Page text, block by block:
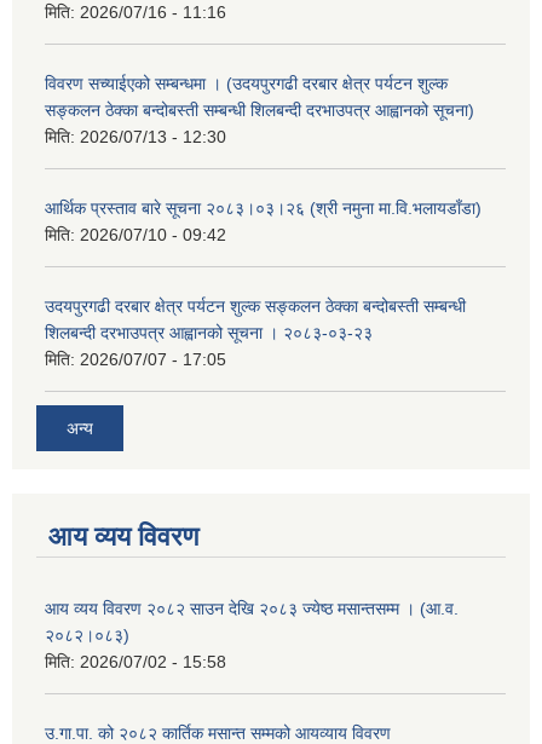
मिति: 2026/07/16 - 11:16
विवरण सच्याईएको सम्बन्धमा । (उदयपुरगढी दरबार क्षेत्र पर्यटन शुल्क
सङ्कलन ठेक्का बन्दोबस्ती सम्बन्धी शिलबन्दी दरभाउपत्र आह्वानको सूचना)
मिति: 2026/07/13 - 12:30
आर्थिक प्रस्ताव बारे सूचना २०८३।०३।२६ (श्री नमुना मा.वि.भलायडाँडा)
मिति: 2026/07/10 - 09:42
उदयपुरगढी दरबार क्षेत्र पर्यटन शुल्क सङ्कलन ठेक्का बन्दोबस्ती सम्बन्धी
शिलबन्दी दरभाउपत्र आह्वानको सूचना । २०८३-०३-२३
मिति: 2026/07/07 - 17:05
अन्य
आय व्यय विवरण
आय व्यय विवरण २०८२ साउन देखि २०८३ ज्येष्ठ मसान्तसम्म । (आ.व.
२०८२।०८३)
मिति: 2026/07/02 - 15:58
उ.गा.पा. को २०८२ कार्तिक मसान्त सम्मको आयव्याय विवरण